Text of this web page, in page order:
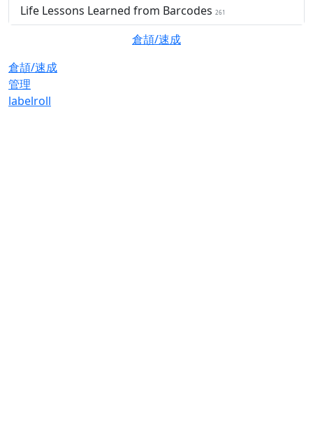
Life Lessons Learned from Barcodes 261
倉頡/速成
倉頡/速成
管理
labelroll